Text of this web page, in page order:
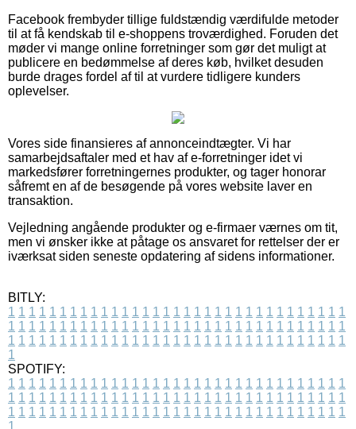
Facebook frembyder tillige fuldstændig værdifulde metoder
til at få kendskab til e-shoppens troværdighed. Foruden det
møder vi mange online forretninger som gør det muligt at
publicere en bedømmelse af deres køb, hvilket desuden
burde drages fordel af til at vurdere tidligere kunders
oplevelser.
Vores side finansieres af annonceindtægter. Vi har
samarbejdsaftaler med et hav af e-forretninger idet vi
markedsfører forretningernes produkter, og tager honorar
såfremt en af de besøgende på vores website laver en
transaktion.
Vejledning angående produkter og e-firmaer værnes om tit,
men vi ønsker ikke at påtage os ansvaret for rettelser der er
iværksat siden seneste opdatering af sidens informationer.
BITLY:
1 1 1 1 1 1 1 1 1 1 1 1 1 1 1 1 1 1 1 1 1 1 1 1 1 1 1 1 1 1 1 1 1
1 1 1 1 1 1 1 1 1 1 1 1 1 1 1 1 1 1 1 1 1 1 1 1 1 1 1 1 1 1 1 1 1
1 1 1 1 1 1 1 1 1 1 1 1 1 1 1 1 1 1 1 1 1 1 1 1 1 1 1 1 1 1 1 1 1
1
SPOTIFY:
1 1 1 1 1 1 1 1 1 1 1 1 1 1 1 1 1 1 1 1 1 1 1 1 1 1 1 1 1 1 1 1 1
1 1 1 1 1 1 1 1 1 1 1 1 1 1 1 1 1 1 1 1 1 1 1 1 1 1 1 1 1 1 1 1 1
1 1 1 1 1 1 1 1 1 1 1 1 1 1 1 1 1 1 1 1 1 1 1 1 1 1 1 1 1 1 1 1 1
1